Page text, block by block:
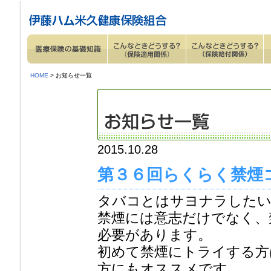
HOME > お知らせ一覧
2015.10.28
第３６回らくらく禁煙
タバコとはサヨナラした
禁煙には意志だけでなく
必要があります。
初めて禁煙にトライする